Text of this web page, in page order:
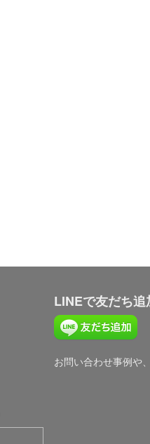
LINEで友だち追
お問い合わせ事例や